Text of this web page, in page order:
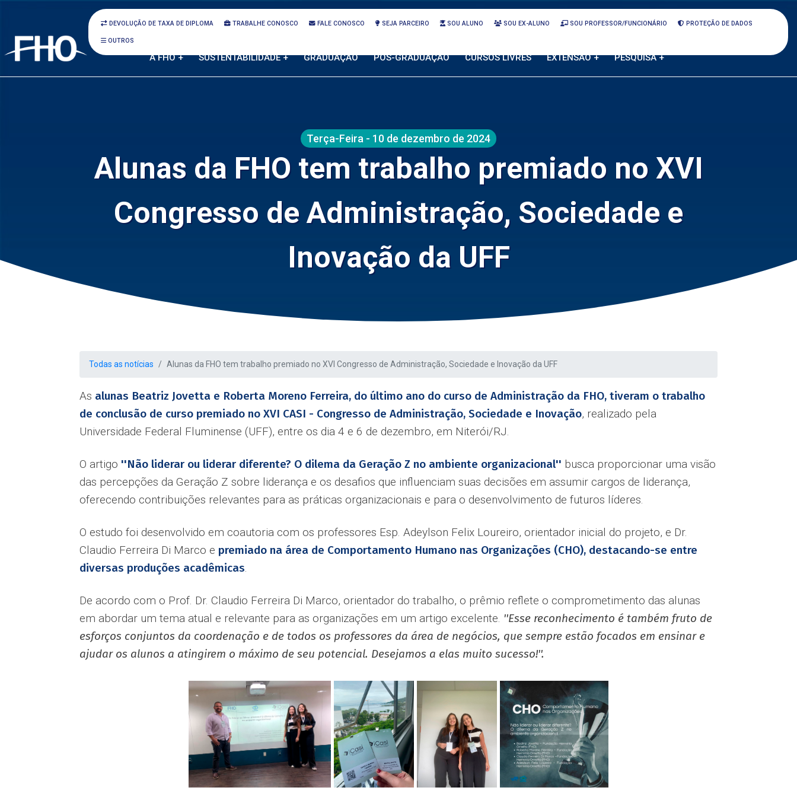
DEVOLUÇÃO DE TAXA DE DIPLOMA TRABALHE CONOSCO FALE CONOSCO SEJA PARCEIRO SOU ALUNO SOU EX-ALUNO SOU PROFESSOR/FUNCIONÁRIO PROTEÇÃO DE DADOS
OUTROS
A FHO + SUSTENTABILIDADE + GRADUAÇÃO PÓS-GRADUAÇÃO CURSOS LIVRES EXTENSÃO + PESQUISA +
Terça-Feira - 10 de dezembro de 2024
Alunas da FHO tem trabalho premiado no XVI
Congresso de Administração, Sociedade e
Inovação da UFF
Todas as notícias Alunas da FHO tem trabalho premiado no XVI Congresso de Administração, Sociedade e Inovação da UFF
As alunas Beatriz Jovetta e Roberta Moreno Ferreira, do último ano do curso de Administração da FHO, tiveram o trabalho
de conclusão de curso premiado no XVI CASI - Congresso de Administração, Sociedade e Inovação, realizado pela
Universidade Federal Fluminense (UFF), entre os dia 4 e 6 de dezembro, em Niterói/RJ.
O artigo ''Não liderar ou liderar diferente? O dilema da Geração Z no ambiente organizacional'' busca proporcionar uma visão
das percepções da Geração Z sobre liderança e os desafios que influenciam suas decisões em assumir cargos de liderança,
oferecendo contribuições relevantes para as práticas organizacionais e para o desenvolvimento de futuros líderes.
O estudo foi desenvolvido em coautoria com os professores Esp. Adeylson Felix Loureiro, orientador inicial do projeto, e Dr.
Claudio Ferreira Di Marco e premiado na área de Comportamento Humano nas Organizações (CHO), destacando-se entre
diversas produções acadêmicas.
De acordo com o Prof. Dr. Claudio Ferreira Di Marco, orientador do trabalho, o prêmio reflete o comprometimento das alunas
em abordar um tema atual e relevante para as organizações em um artigo excelente. ''Esse reconhecimento é também fruto de
esforços conjuntos da coordenação e de todos os professores da área de negócios, que sempre estão focados em ensinar e
ajudar os alunos a atingirem o máximo de seu potencial. Desejamos a elas muito sucesso!''.